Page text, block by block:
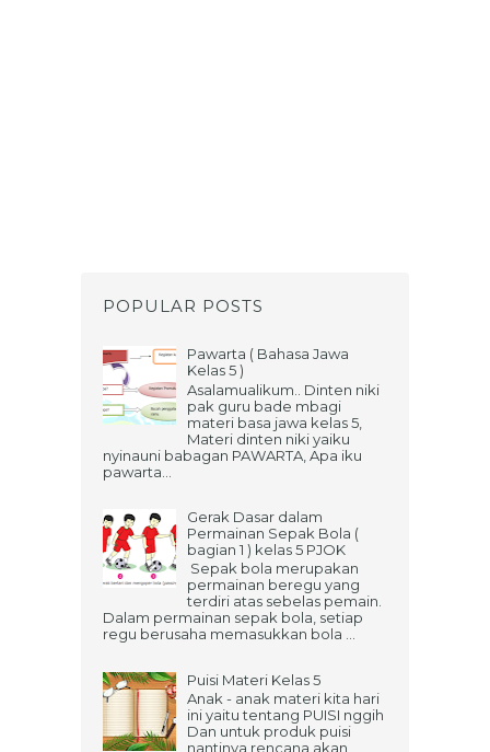
POPULAR POSTS
Pawarta ( Bahasa Jawa
Kelas 5 )
Asalamualikum.. Dinten niki
pak guru bade mbagi
materi basa jawa kelas 5,
Materi dinten niki yaiku
nyinauni babagan PAWARTA, Apa iku
pawarta...
Gerak Dasar dalam
Permainan Sepak Bola (
bagian 1 ) kelas 5 PJOK
Sepak bola merupakan
permainan beregu yang
terdiri atas sebelas pemain.
Dalam permainan sepak bola, setiap
regu berusaha memasukkan bola ...
Puisi Materi Kelas 5
Anak - anak materi kita hari
ini yaitu tentang PUISI nggih
Dan untuk produk puisi
nantinya rencana akan